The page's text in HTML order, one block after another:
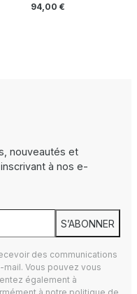
94,00 €
nouveautés et
à nos e-
S’ABONNER
des communications
Vous pouvez vous
également à